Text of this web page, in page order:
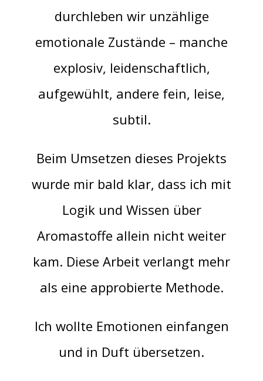
durchleben wir unzählige
emotionale Zustände – manche
explosiv, leidenschaftlich,
aufgewühlt, andere fein, leise,
subtil.
Beim Umsetzen dieses Projekts
wurde mir bald klar, dass ich mit
Logik und Wissen über
Aromastoffe allein nicht weiter
kam. Diese Arbeit verlangt mehr
als eine approbierte Methode.
Ich wollte Emotionen einfangen
und in Duft übersetzen.